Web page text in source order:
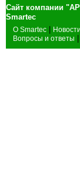
Сайт компании
О Smartec
Вопросы и ответы